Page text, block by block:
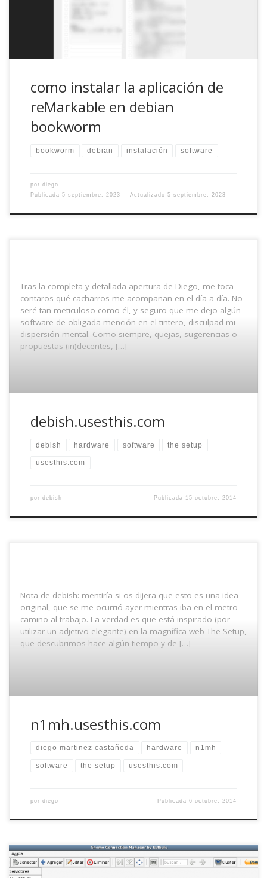
el ordenador, tableta o móvil, todo […]
como instalar la aplicación de
reMarkable en debian
bookworm
bookworm debian instalación software
por diego
Publicada 5 septiembre, 2023 Actualizado 5 septiembre, 2023
Tras la completa y detallada apertura de Diego, me toca
contaros qué cacharros me acompañan en el día a día. No
seré tan meticuloso como él, y seguro que me dejo algún
software de obligada mención en el tintero, disculpad mi
dispersión mental. Como siempre, quejas, sugerencias o
propuestas (in)decentes, […]
debish.usesthis.com
debish hardware software the setup
usesthis.com
por debish Publicada 15 octubre, 2014
Nota de debish: mentiría si os dijera que esto es una idea
original, que se me ocurrió ayer mientras iba en el metro
camino al trabajo. La verdad es que está inspirado (por
utilizar un adjetivo elegante) en la magnífica web The Setup,
que descubrimos hace algún tiempo y de […]
n1mh.usesthis.com
diego martinez castañeda hardware n1mh
software the setup usesthis.com
por diego Publicada6 octubre, 2014